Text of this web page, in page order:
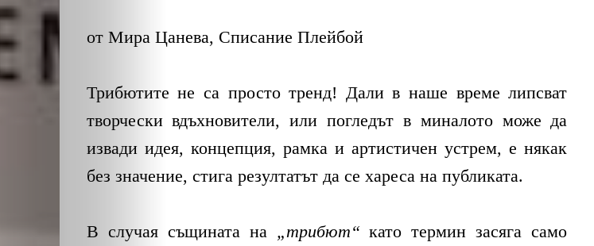
от Мира Цанева, Списание Плейбой
Трибютите не са просто тренд! Дали в наше време липсват
творчески вдъхновители, или погледът в миналото може да
извади идея, концепция, рамка и артистичен устрем, е някак
без значение, стига резултатът да се хареса на публиката.
В случая същината на „трибют“като термин засяга само